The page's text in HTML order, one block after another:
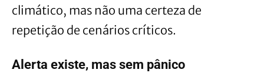
climático, mas não uma certeza de
repetição de cenários críticos.
Alerta existe, mas sem pânico